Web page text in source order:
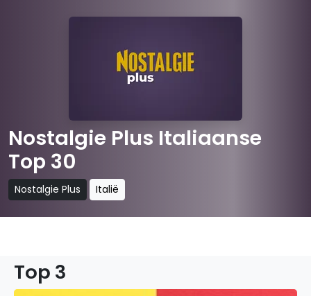
Nostalgie Plus Italiaanse
Top 30
Nostalgie Plus Italië
Top 3